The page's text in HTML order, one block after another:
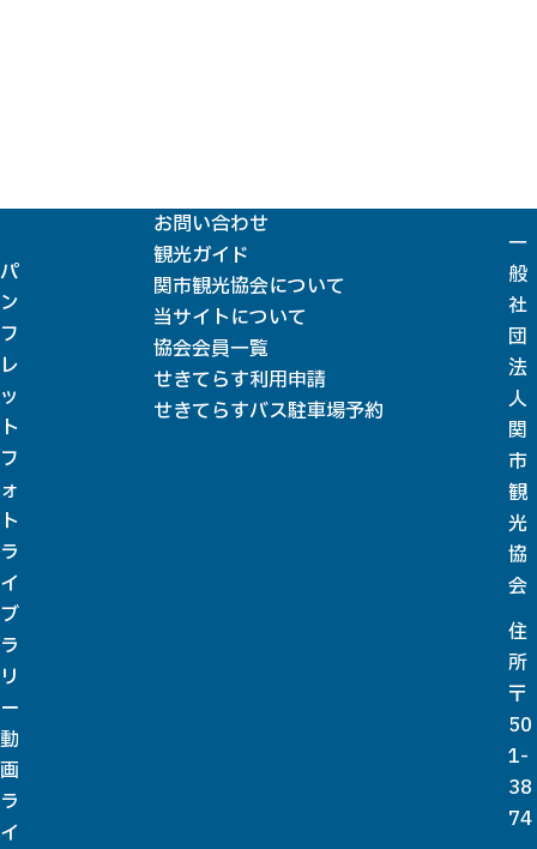
パ
ン
フ
レ
ッ
ト
フ
ォ
ト
ラ
イ
ブ
ラ
リ
ー
動
画
ラ
イ
お問い合わせ
観光ガイド
関市観光協会について
当サイトについて
協会会員一覧
せきてらす利用申請
せきてらすバス駐車場予約
一
般
社
団
法
人
関
市
観
光
協
会
住
所
〒
50
1-
38
74